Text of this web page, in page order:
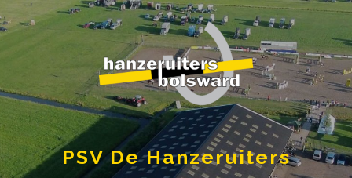
to
PSV De Hanzeruiters